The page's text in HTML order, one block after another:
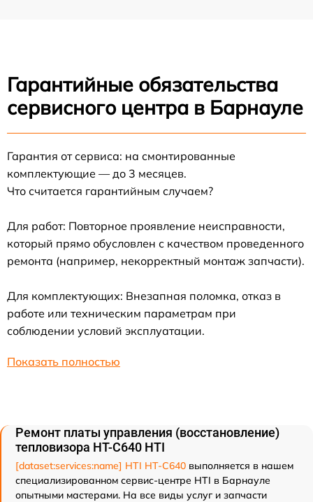
Гарантийные обязательства
сервисного центра в Барнауле
Гарантия от сервиса: на смонтированные
комплектующие — до 3 месяцев.
Что считается гарантийным случаем?
Для работ: Повторное проявление неисправности,
который прямо обусловлен с качеством проведенного
ремонта (например, некорректный монтаж запчасти).
Для комплектующих: Внезапная поломка, отказ в
работе или техническим параметрам при
соблюдении условий эксплуатации.
Показать полностью
Ремонт платы управления (восстановление)
тепловизора HT-C640 HTI
[dataset:services:name] HTI HT-C640 выполняется в нашем
специализированном сервис-центре HTI в Барнауле
опытными мастерами. На все виды услуг и запчасти